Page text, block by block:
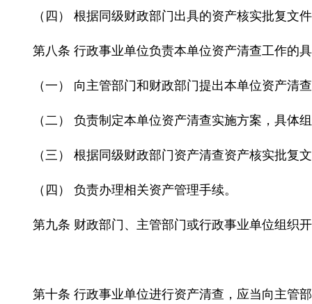
（四） 根据同级财政部门出具的资产核实批复文
第八条 行政事业单位负责本单位资产清查工作的
（一） 向主管部门和财政部门提出本单位资产清
（二） 负责制定本单位资产清查实施方案，具
（三） 根据同级财政部门资产清查资产核实批复
（四） 负责办理相关资产管理手续。
第九条 财政部门、主管部门或行政事业单位组织
第十条 行政事业单位进行资产清查，应当向主管